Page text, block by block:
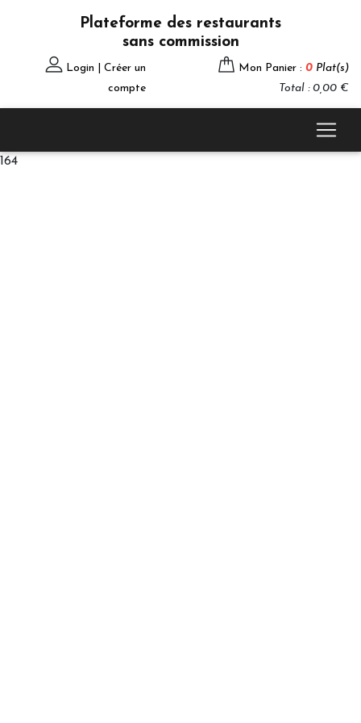
Plateforme des restaurants
sans commission
Login | Créer un
compte
Mon Panier : 0 Plat(s)
Total : 0,00 €
164